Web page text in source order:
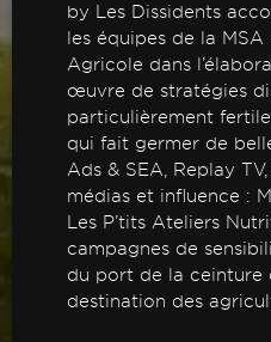
by Les Dissidents
les équipes de la
Agricole dans
œuvre de stratégies
particulièrement
qui fait germer de
Ads & SEA, Replay
médias et influence :
Les P’tits Ateliers
campagnes de
du port de la ceinture
destination des